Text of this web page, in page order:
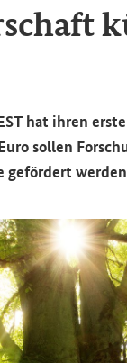
hat ihren
sol­len
ge­för­dert